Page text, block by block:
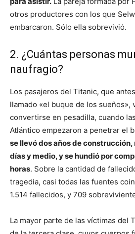
otros productores con los que
embarcaron. Sólo ella sobrevivió.
2. ¿Cuántas personas
naufragio?
Los pasajeros del Titanic, que
llamado «el buque de los sueños»,
convertirse en pesadilla, cuando
Atlántico empezaron a penetrar el
se llevó dos años de
días y medio, y se hundió por
horas. Sobre la cantidad de
tragedia, casi todas las fuentes
1.514 fallecidos, y 709
La mayor parte de las víctimas del